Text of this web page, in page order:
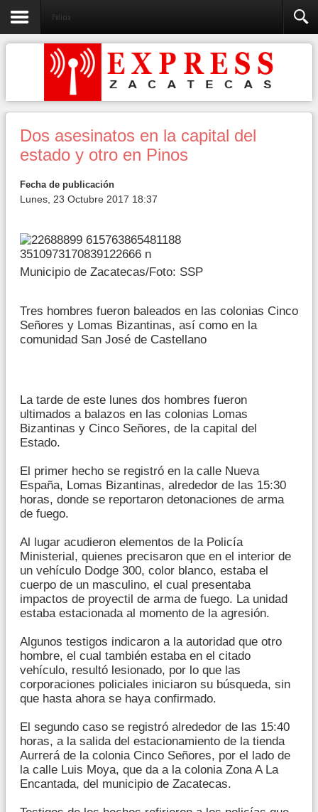
Policia
Dos asesinatos en la capital del
estado y otro en Pinos
Fecha de publicación
Lunes, 23 Octubre 2017 18:37
Municipio de Zacatecas/Foto: SSP
Tres hombres fueron baleados en las colonias Cinco
Señores y Lomas Bizantinas, así como en la
comunidad San José de Castellano
La tarde de este lunes dos hombres fueron
ultimados a balazos en las colonias Lomas
Bizantinas y Cinco Señores, de la capital del
Estado.
El primer hecho se registró en la calle Nueva
España, Lomas Bizantinas, alrededor de las 15:30
horas, donde se reportaron detonaciones de arma
de fuego.
Al lugar acudieron elementos de la Policía
Ministerial, quienes precisaron que en el interior de
un vehículo Dodge 300, color blanco, estaba el
cuerpo de un masculino, el cual presentaba
impactos de proyectil de arma de fuego. La unidad
estaba estacionada al momento de la agresión.
Algunos testigos indicaron a la autoridad que otro
hombre, el cual también estaba en el citado
vehículo, resultó lesionado, por lo que las
corporaciones policiales iniciaron su búsqueda, sin
que hasta ahora se haya confirmado.
El segundo caso se registró alrededor de las 15:40
horas, a la salida del estacionamiento de la tienda
Aurrerá de la colonia Cinco Señores, por el lado de
la calle Luis Moya, que da a la colonia Zona A La
Encantada, del municipio de Zacatecas.